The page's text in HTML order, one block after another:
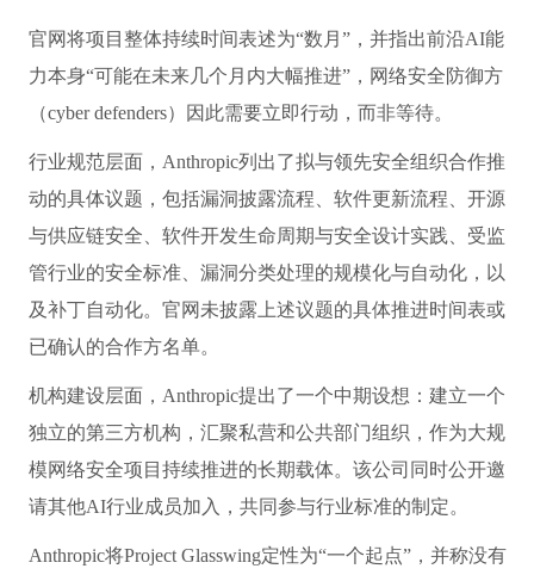
官网将项目整体持续时间表述为“数月”，并指出前沿AI能
力本身“可能在未来几个月内大幅推进”，网络安全防御方
（cyber defenders）因此需要立即行动，而非等待。
行业规范层面，Anthropic列出了拟与领先安全组织合作推
动的具体议题，包括漏洞披露流程、软件更新流程、开源
与供应链安全、软件开发生命周期与安全设计实践、受监
管行业的安全标准、漏洞分类处理的规模化与自动化，以
及补丁自动化。官网未披露上述议题的具体推进时间表或
已确认的合作方名单。
机构建设层面，Anthropic提出了一个中期设想：建立一个
独立的第三方机构，汇聚私营和公共部门组织，作为大规
模网络安全项目持续推进的长期载体。该公司同时公开邀
请其他AI行业成员加入，共同参与行业标准的制定。
Anthropic将Project Glasswing定性为“一个起点”，并称没有